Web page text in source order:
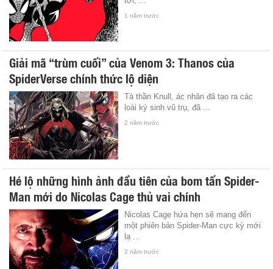
1 năm trước
Giải mã “trùm cuối” của Venom 3: Thanos của
SpiderVerse chính thức lộ diện
Tà thần Knull, ác nhân đã tạo ra các
loài ký sinh vũ trụ, đã ...
2 năm trước
Hé lộ những hình ảnh đầu tiên của bom tấn Spider-
Man mới do Nicolas Cage thủ vai chính
Nicolas Cage hứa hẹn sẽ mang đến
một phiên bản Spider-Man cực kỳ mới
lạ ...
2 năm trước